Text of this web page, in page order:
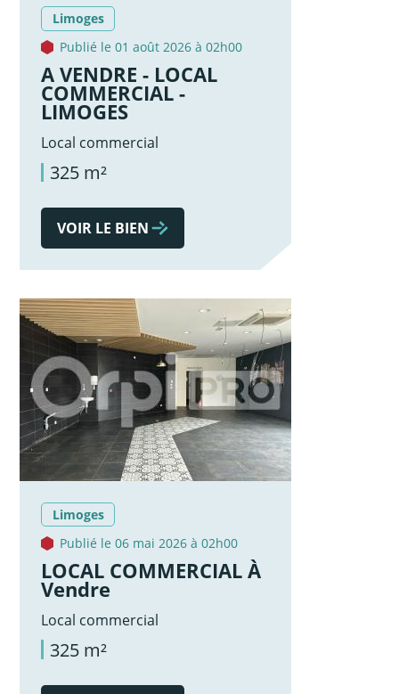
Limoges
Publié le 01 août 2026 à 02h00
A VENDRE - LOCAL
COMMERCIAL -
LIMOGES
Local commercial
325 m²
VOIR LE BIEN
Limoges
Publié le 06 mai 2026 à 02h00
LOCAL COMMERCIAL À
Vendre
Local commercial
325 m²